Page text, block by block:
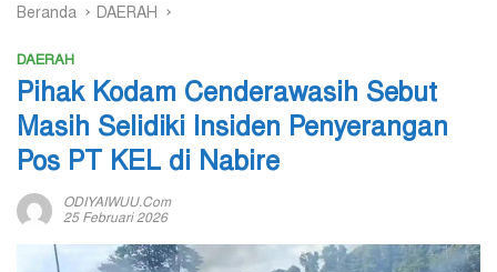
Beranda DAERAH
DAERAH
Pihak Kodam Cenderawasih Sebut
Masih Selidiki Insiden Penyerangan
Pos PT KEL di Nabire
ODIYAIWUU.com
25 Februari 2026